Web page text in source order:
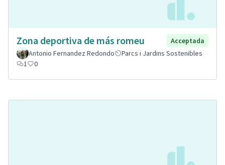
Zona deportiva de más romeu
Acceptada
Antonio Fernandez Redondo
Parcs i Jardins Sostenibles
1
0